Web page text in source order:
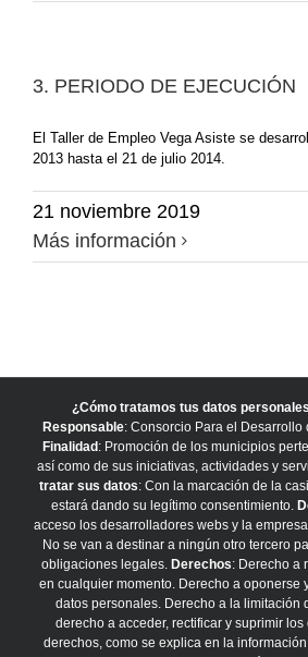
3. PERIODO DE EJECUCIÓN
El Taller de Empleo Vega Asiste se
2013 hasta el 21 de julio 2014.
21 noviembre 2019
Más información
¿Cómo tratamos tus datos
Responsable: Consorcio Para el Desarrollo
Finalidad : Promoción de los municipios
así como de sus iniciativas, actividades y
tratar sus datos: Con la marcación de la
estará dando su legítimo consentimiento.
acceso los desarrolladores webs y la
No se van a destinar a ningún otro tercero
obligaciones legales. Derechos: Derecho a
en cualquier momento. Derecho a oponerse
datos personales. Derecho a la limitación
derecho a acceder, rectificar y suprimir
derechos, como se explica en la